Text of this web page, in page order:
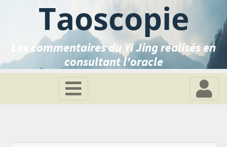
Taoscopie
Les commentaires du Yi Jing réalisés en
consultant l'oracle